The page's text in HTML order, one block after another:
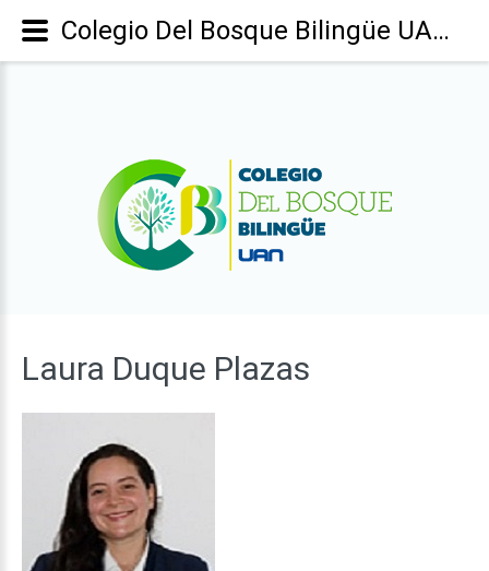
Laura Duque Plazas
Colegio Del Bosque Bilingüe UAN - Laura Duque Plazas